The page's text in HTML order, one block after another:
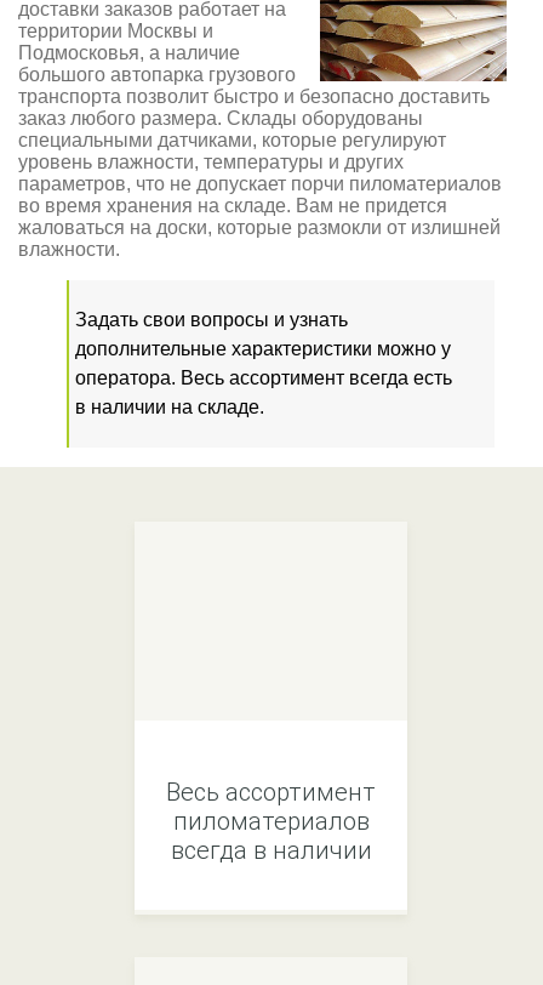
доставки заказов работает на
территории Москвы и
Подмосковья, а наличие
большого автопарка грузового
транспорта позволит быстро и безопасно доставить
заказ любого размера. Склады оборудованы
специальными датчиками, которые регулируют
уровень влажности, температуры и других
параметров, что не допускает порчи пиломатериалов
во время хранения на складе. Вам не придется
жаловаться на доски, которые размокли от излишней
влажности.
Задать свои вопросы и узнать
дополнительные характеристики можно у
оператора. Весь ассортимент всегда есть
в наличии на складе.
Весь ассортимент
пиломатериалов
всегда в наличии